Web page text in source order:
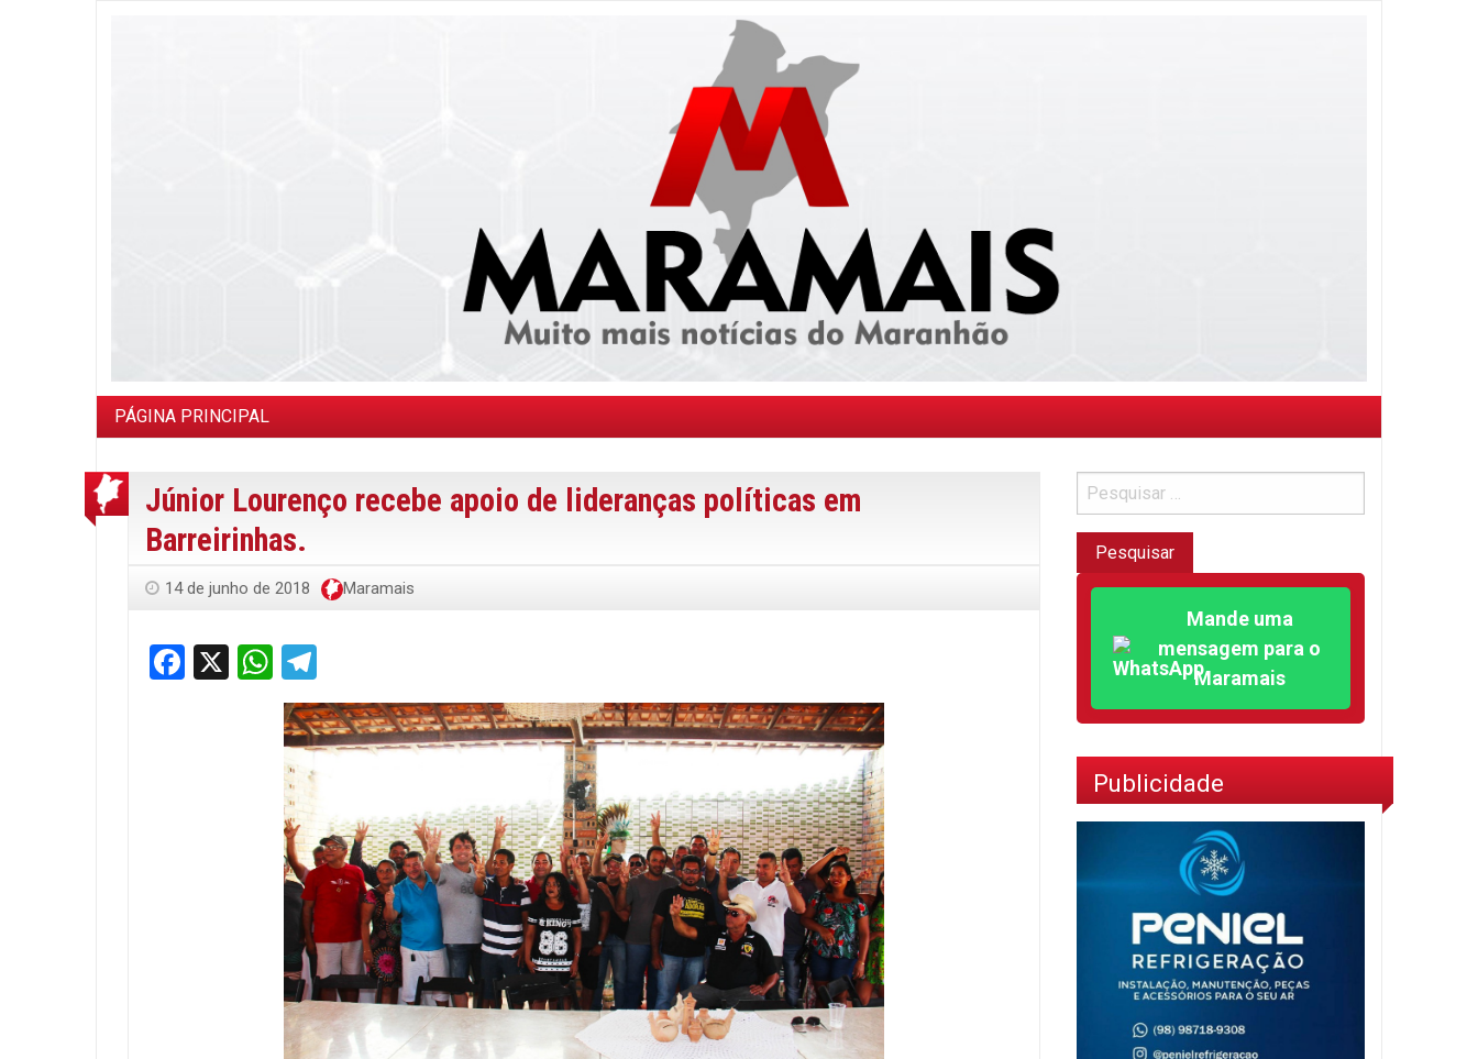
PÁGINA PRINCIPAL
Júnior Lourenço recebe apoio de lideranças políticas em
Barreirinhas.
14 de junho de 2018 Maramais
Facebook
X WhatsApp
Mande uma
mensagem para o
Maramais
Publicidade